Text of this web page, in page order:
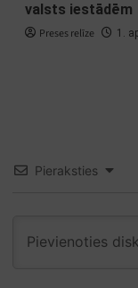
valsts iestādēm
Preses relīze 1.
Pieraksties